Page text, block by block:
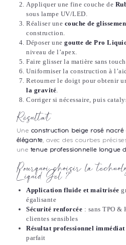
Appliquer une fine couche de
sous lampe UV/LED.
Réaliser une couche de
construction.
Déposer une goutte de Pro
niveau de l’apex.
Faire glisser la matière sans
Uniformiser la construction à
Retourner le doigt pour obtenir
la gravité.
Corriger si nécessaire, puis
Résultat
Une construction beige rosé nacré
élégante, avec des courbes
une tenue professionnelle longue
Pourquoi choisir la
Liquid Gel ?
Application fluide et maîtrisée
égalisante
Sécurité renforcée : sans TPO &
clientes sensibles
Résultat professionnel immédiat
parfait